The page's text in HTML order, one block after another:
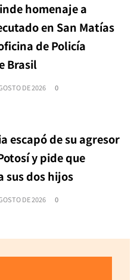
homenaje a
en San Matías
de Policía
Brasil
DE 2026 0
escapó de su agresor
y pide que
sus dos hijos
DE 2026 0